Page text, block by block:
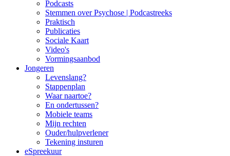
Podcasts
Stemmen over Psychose | Podcastreeks
Praktisch
Publicaties
Sociale Kaart
Video's
Vormingsaanbod
Jongeren
Levenslang?
Stappenplan
Waar naartoe?
En ondertussen?
Mobiele teams
Mijn rechten
Ouder/hulpverlener
Tekening insturen
eSpreekuur